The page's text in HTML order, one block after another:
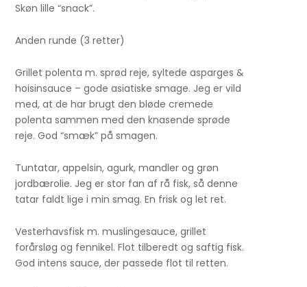
Skøn lille “snack”.
Anden runde (3 retter)
Grillet polenta m. sprød reje, syltede asparges &
hoisinsauce – gode asiatiske smage. Jeg er vild
med, at de har brugt den bløde cremede
polenta sammen med den knasende sprøde
reje. God “smæk” på smagen.
Tuntatar, appelsin, agurk, mandler og grøn
jordbærolie. Jeg er stor fan af rå fisk, så denne
tatar faldt lige i min smag. En frisk og let ret.
Vesterhavsfisk m. muslingesauce, grillet
forårsløg og fennikel. Flot tilberedt og saftig fisk.
God intens sauce, der passede flot til retten.